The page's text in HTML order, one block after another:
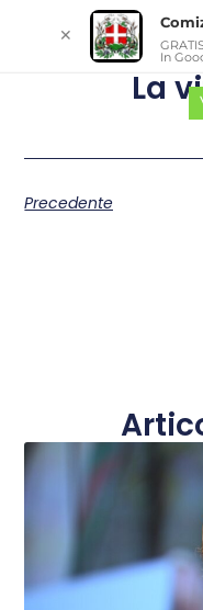
La
Precedente
✕
In